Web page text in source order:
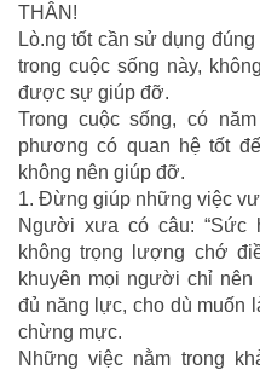
THÂN!
Lò.ng tốt cần sử dụng
trong cuộc sống này,
được sự giúp đỡ.
Trong cuộc sống, có
phương có quan hệ tốt
không nên giúp đỡ.
1. Đừng giúp những việc
Người xưa có câu: “Sức
không trọng lượng chớ
khuyên mọi người chỉ
đủ năng lực, cho dù muốn
chừng mực.
Những việc nằm trong